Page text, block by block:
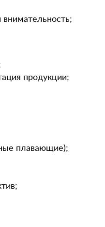
внимательность;
продукции;
плавающие);